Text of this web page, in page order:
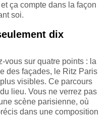
ça compte dans la façon
soi.
dix
vous sur quatre points : la
des façades, le Ritz Paris
visibles. Ce parcours
lieu. Vous ne verrez pas
scène parisienne, où
dans une composition